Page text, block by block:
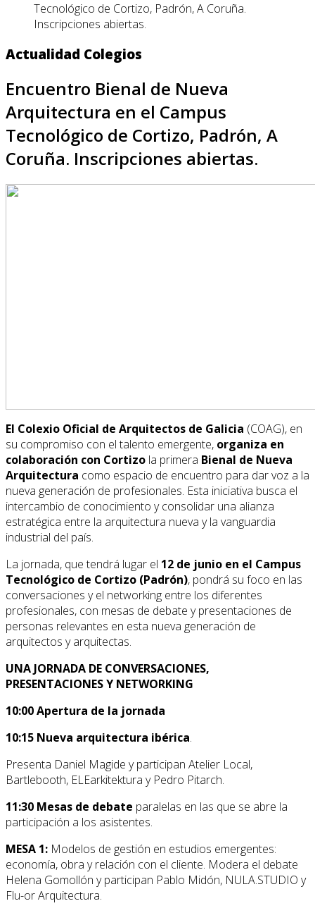
Tecnológico de Cortizo, Padrón, A Coruña.
Inscripciones abiertas.
Actualidad Colegios
Encuentro Bienal de Nueva
Arquitectura en el Campus
Tecnológico de Cortizo, Padrón, A
Coruña. Inscripciones abiertas.
El Colexio Oficial de Arquitectos de Galicia (COAG), en
su compromiso con el talento emergente, organiza en
colaboración con Cortizo la primera Bienal de Nueva
Arquitectura como espacio de encuentro para dar voz a la
nueva generación de profesionales. Esta iniciativa busca el
intercambio de conocimiento y consolidar una alianza
estratégica entre la arquitectura nueva y la vanguardia
industrial del país.
La jornada, que tendrá lugar el 12 de junio en el Campus
Tecnológico de Cortizo (Padrón), pondrá su foco en las
conversaciones y el networking entre los diferentes
profesionales, con mesas de debate y presentaciones de
personas relevantes en esta nueva generación de
arquitectos y arquitectas.
UNA JORNADA DE CONVERSACIONES,
PRESENTACIONES Y NETWORKING
10:00 Apertura de la jornada
10:15 Nueva arquitectura ibérica.
Presenta Daniel Magide y participan Atelier Local,
Bartlebooth, ELEarkitektura y Pedro Pitarch.
11:30 Mesas de debate paralelas en las que se abre la
participación a los asistentes.
MESA 1: Modelos de gestión en estudios emergentes:
economía, obra y relación con el cliente. Modera el debate
Helena Gomollón y participan Pablo Midón, NULA.STUDIO y
Flu-or Arquitectura.